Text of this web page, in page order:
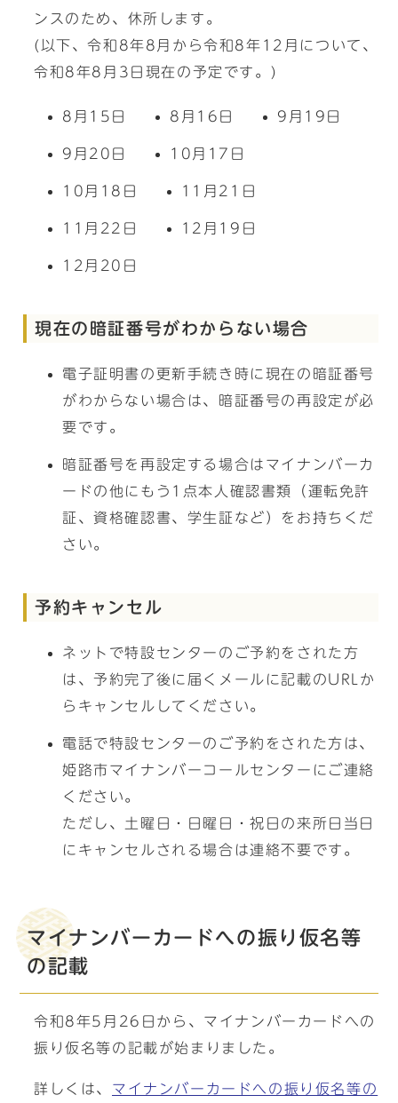
ンスのため、休所します。
(以下、令和8年8月から令和8年12月について、
令和8年8月3日現在の予定です。)
8月15日 8月16日 9月19日
9月20日 10月17日
10月18日 11月21日
11月22日 12月19日
12月20日
現在の暗証番号がわからない場合
電子証明書の更新手続き時に現在の暗証番号
がわからない場合は、暗証番号の再設定が必
要です。
暗証番号を再設定する場合はマイナンバーカ
ードの他にもう1点本人確認書類（運転免許
証、資格確認書、学生証など）をお持ちくだ
さい。
予約キャンセル
ネットで特設センターのご予約をされた方
は、予約完了後に届くメールに記載のURLか
らキャンセルしてください。
電話で特設センターのご予約をされた方は、
姫路市マイナンバーコールセンターにご連絡
ください。
ただし、土曜日・日曜日・祝日の来所日当日
にキャンセルされる場合は連絡不要です。
マイナンバーカードへの振り仮名等
の記載
令和8年5月26日から、マイナンバーカードへの
振り仮名等の記載が始まりました。
詳しくは、 マイナンバーカードへの振り仮名等の